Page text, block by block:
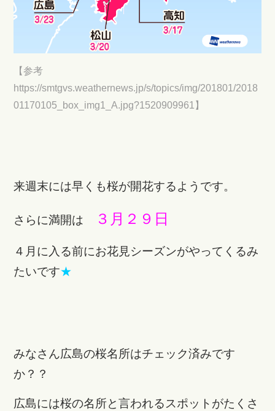
【参考
https://smtgvs.weathernews.jp/s/topics/img/201801/2018
01170105_box_img1_A.jpg?1520909961】
来週末には早くも桜が開花するようです。
さらに満開は ３月２９日
４月に入る前にお花見シーズンがやってくるみ
たいです★
みなさん広島の桜名所はチェック済みです
か？？
広島には桜の名所と言われるスポットがたくさ